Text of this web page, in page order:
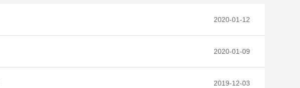
2020-01-12
2020-01-09
2019-12-03